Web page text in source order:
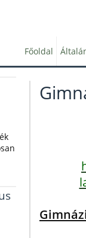
Főoldal